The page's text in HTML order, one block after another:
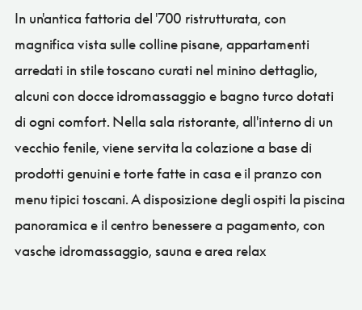
In un'antica fattoria del '700 ristrutturata, con
magnifica vista sulle colline pisane, appartamenti
arredati in stile toscano curati nel minino dettaglio,
alcuni con docce idromassaggio e bagno turco dotati
di ogni comfort. Nella sala ristorante, all'interno di un
vecchio fenile, viene servita la colazione a base di
prodotti genuini e torte fatte in casa e il pranzo con
menu tipici toscani. A disposizione degli ospiti la piscina
panoramica e il centro benessere a pagamento, con
vasche idromassaggio, sauna e area relax